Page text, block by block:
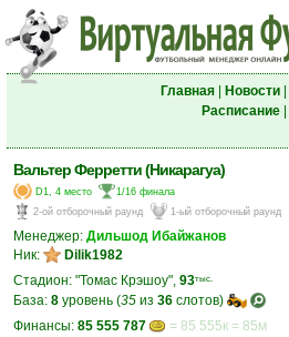
Главная| Новости|
Расписание|
Вальтер Ферретти (Никарагуа)
D1, 4 место
1/16 финала
2-ой отборочный раунд
1-ый отборочный раунд
Менеджер: Дильшод Ибайжанов
Ник:
Dilik1982
Стадион: "Томас Крэшоу", 93тыс.
База: 8 уровень (35 из 36 слотов)
Финансы: 85 555 787
= 85 555к = 85м